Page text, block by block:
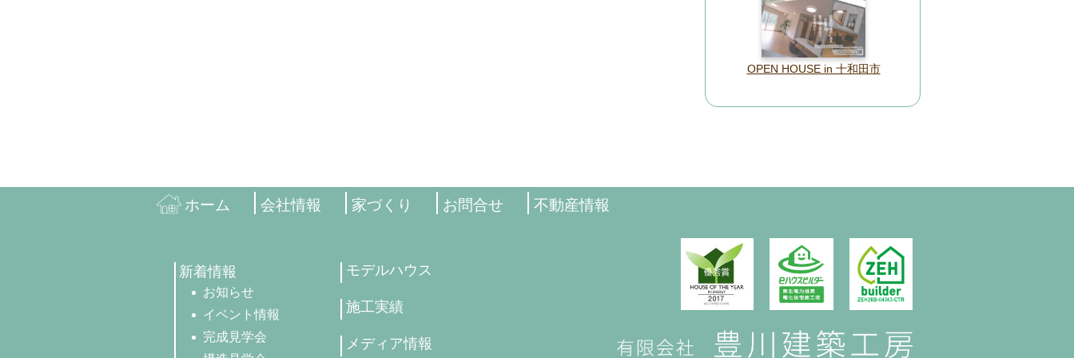
OPEN HOUSE in 十和田市
ホーム 会社情報 家づくり お問合せ 不動産情報
新着情報
お知らせ
イベント情報
完成見学会
モデルハウス
施工実績
メディア情報